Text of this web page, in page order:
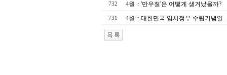
732 4월 :: '만우절'은 어떻게 생겨났을까?
731 4월 :: 대한민국 임시정부 수립기념일